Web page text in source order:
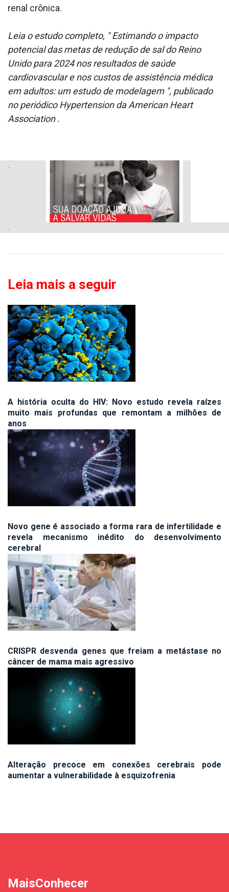
renal crônica.
Leia o estudo completo, " Estimando o impacto
potencial das metas de redução de sal do Reino
Unido para 2024 nos resultados de saúde
cardiovascular e nos custos de assistência médica
em adultos: um estudo de modelagem ", publicado
no periódico Hypertension da American Heart
Association .
Leia mais a seguir
A história oculta do HIV: Novo estudo revela raízes
muito mais profundas que remontam a milhões de
anos
Novo gene é associado a forma rara de infertilidade e
revela mecanismo inédito do desenvolvimento
cerebral
CRISPR desvenda genes que freiam a metástase no
câncer de mama mais agressivo
Alteração precoce em conexões cerebrais pode
aumentar a vulnerabilidade à esquizofrenia
MaisConhecer